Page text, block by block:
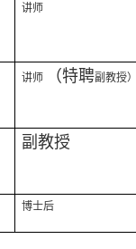
讲师
讲师 （特聘副教授）
副教授
博士后